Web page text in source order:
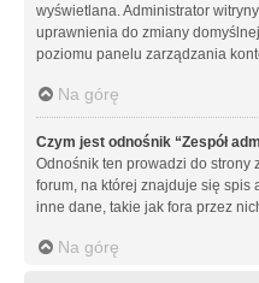
wyświetlana. Administrator
uprawnienia do zmiany
poziomu panelu zarządzania
Na górę
Czym jest odnośnik “Zespół
Odnośnik ten prowadzi do strony
forum, na której znajduje się spis
inne dane, takie jak fora przez
Na górę